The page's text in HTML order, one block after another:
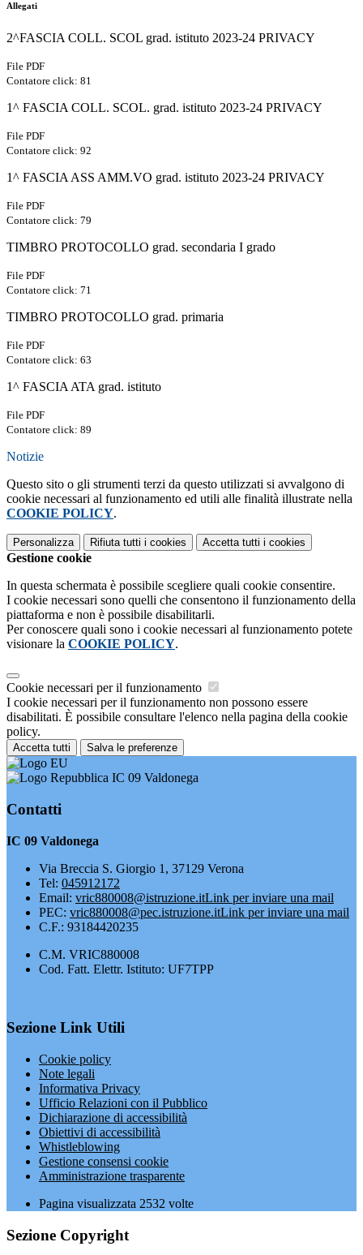
Allegati
2^FASCIA COLL. SCOL grad. istituto 2023-24 PRIVACY
File PDF
Contatore click: 81
1^ FASCIA COLL. SCOL. grad. istituto 2023-24 PRIVACY
File PDF
Contatore click: 92
1^ FASCIA ASS AMM.VO grad. istituto 2023-24 PRIVACY
File PDF
Contatore click: 79
TIMBRO PROTOCOLLO grad. secondaria I grado
File PDF
Contatore click: 71
TIMBRO PROTOCOLLO grad. primaria
File PDF
Contatore click: 63
1^ FASCIA ATA grad. istituto
File PDF
Contatore click: 89
Notizie
Questo sito o gli strumenti terzi da questo utilizzati si avvalgono di
cookie necessari al funzionamento ed utili alle finalità illustrate nella
COOKIE POLICY.
Personalizza Rifiuta tutti i cookies Accetta tutti i cookies
Gestione cookie
In questa schermata è possibile scegliere quali cookie consentire.
I cookie necessari sono quelli che consentono il funzionamento della
piattaforma e non è possibile disabilitarli.
Per conoscere quali sono i cookie necessari al funzionamento potete
visionare la COOKIE POLICY.
Cookie necessari per il funzionamento
I cookie necessari per il funzionamento non possono essere
disabilitati. È possibile consultare l'elenco nella pagina della cookie
policy.
Accetta tutti Salva le preferenze
IC 09 Valdonega
Contatti
IC 09 Valdonega
Via Breccia S. Giorgio 1, 37129 Verona
Tel: 045912172
Email: vric880008@istruzione.itLink per inviare una mail
PEC: vric880008@pec.istruzione.itLink per inviare una mail
C.F.: 93184420235
C.M. VRIC880008
Cod. Fatt. Elettr. Istituto: UF7TPP
Sezione Link Utili
Cookie policy
Note legali
Informativa Privacy
Ufficio Relazioni con il Pubblico
Dichiarazione di accessibilità
Obiettivi di accessibilità
Whistleblowing
Gestione consensi cookie
Amministrazione trasparente
Pagina visualizzata 2532 volte
Sezione Copyright